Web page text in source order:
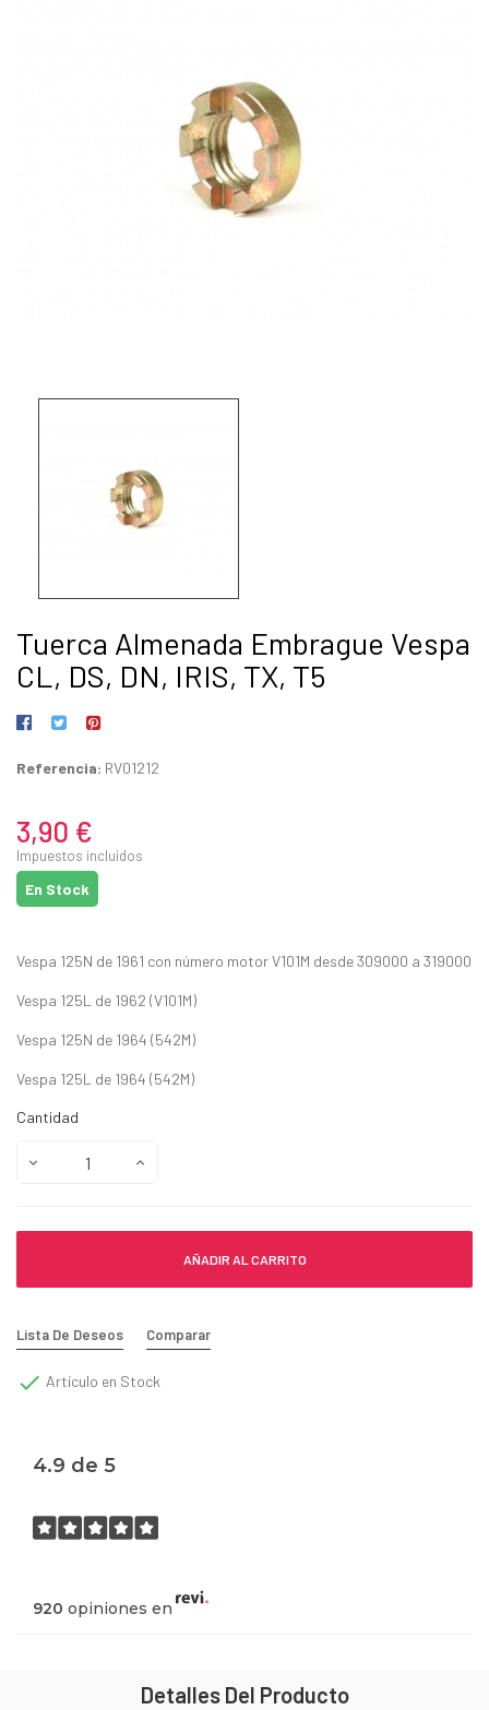
Tuerca Almenada Embrague Vespa
CL, DS, DN, IRIS, TX, T5
Referencia: RV01212
3,90 €
Impuestos incluidos
En Stock
Vespa 125N de 1961 con número motor V101M desde 309000 a 319000
Vespa 125L de 1962 (V101M)
Vespa 125N de 1964 (542M)
Vespa 125L de 1964 (542M)
Cantidad
AÑADIR AL CARRITO
Lista De Deseos Comparar
 Artículo en Stock
4.9 de 5
920 opiniones en
Detalles Del Producto